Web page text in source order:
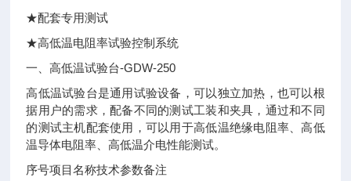
★配套专用测试
★高低温电阻率试验控制系统
一、高低温试验台-GDW-250
高低温试验台是通用试验设备，可以独立加热，也可以根
据用户的需求，配备不同的测试工装和夹具，通过和不同
的测试主机配套使用，可以用于高低温绝缘电阻率、高低
温导体电阻率、高低温介电性能测试。
序号项目名称技术参数备注